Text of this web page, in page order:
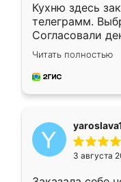
Кухню здесь
телеграмм.
Согласовали
недели кухня
довольны
мебель за
Читать полностью
3 августа